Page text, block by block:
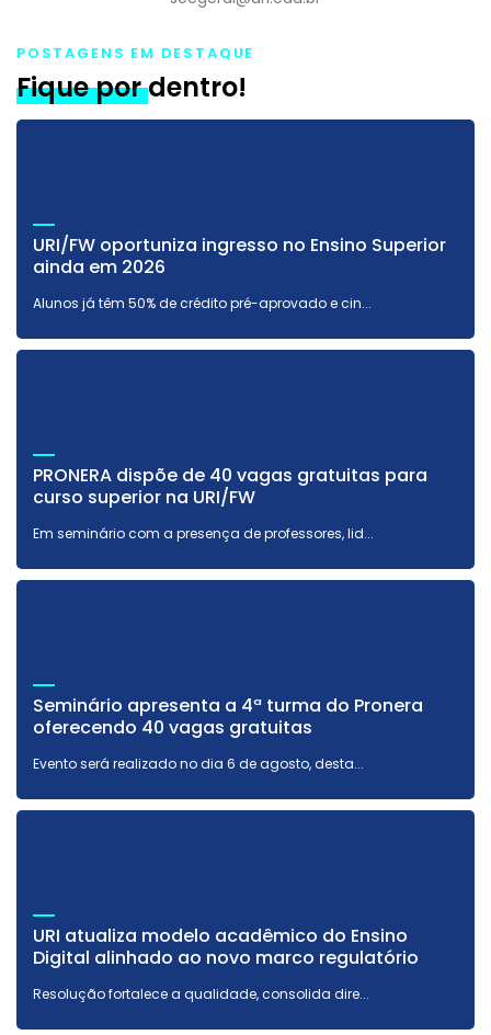
POSTAGENS EM DESTAQUE
Fique por dentro!
URI/FW oportuniza ingresso no Ensino Superior
ainda em 2026
Alunos já têm 50% de crédito pré-aprovado e cin...
PRONERA dispõe de 40 vagas gratuitas para
curso superior na URI/FW
Em seminário com a presença de professores, lid...
Seminário apresenta a 4ª turma do Pronera
oferecendo 40 vagas gratuitas
Evento será realizado no dia 6 de agosto, desta...
URI atualiza modelo acadêmico do Ensino
Digital alinhado ao novo marco regulatório
Resolução fortalece a qualidade, consolida dire...